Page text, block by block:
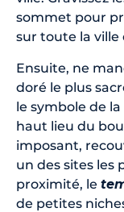
sommet pour
sur toute la ville
Ensuite, ne
doré le plus
le symbole de
haut lieu du
imposant,
un des sites les
proximité, le
de petites